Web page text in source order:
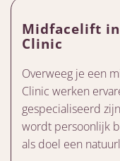
Midfacelift
Clinic
Overweeg je een
Clinic werken
gespecialiseerd
wordt persoonlijk
als doel een